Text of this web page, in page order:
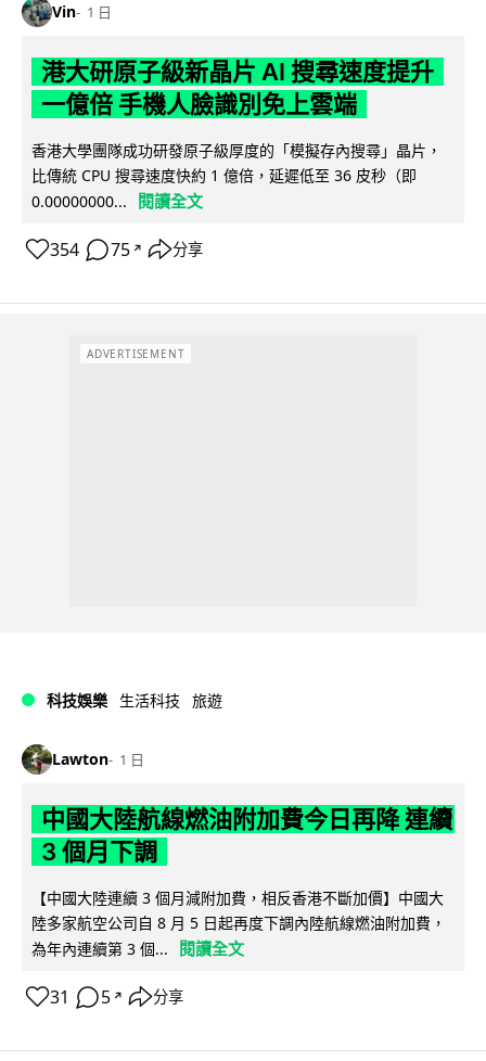
Vin 1 日
港大研原子級新晶片 AI 搜尋速度提升
一億倍 手機人臉識別免上雲端
香港大學團隊成功研發原子級厚度的「模擬存內搜尋」晶片，
比傳統 CPU 搜尋速度快約 1 億倍，延遲低至 36 皮秒（即
0.00000000...
閱讀全文
354 75 ↗ 分享
ADVERTISEMENT
科技娛樂 生活科技 旅遊
Lawton 1 日
中國大陸航線燃油附加費今日再降 連續
3 個月下調
【中國大陸連續 3 個月減附加費，相反香港不斷加價】中國大
陸多家航空公司自 8 月 5 日起再度下調內陸航線燃油附加費，
為年內連續第 3 個...
閱讀全文
31 5 ↗ 分享